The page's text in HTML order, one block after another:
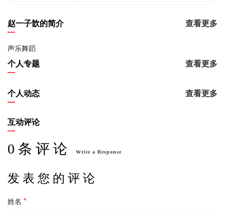
赵一子歆的简介 查看更多
声乐舞蹈
个人专题 查看更多
个人动态 查看更多
互动评论
0 条 评 论 Write a Response
发 表 您 的 评 论
姓名